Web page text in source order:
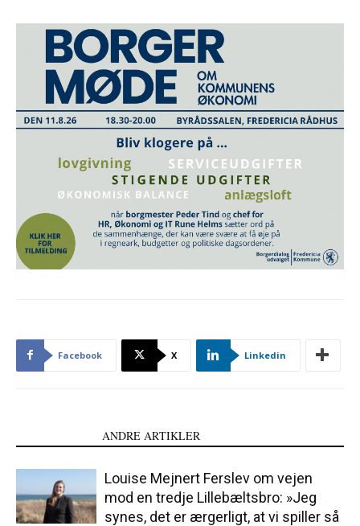
Facebook X Linkedin
ANDRE ARTIKLER
Louise Mejnert Ferslev om vejen
mod en tredje Lillebæltsbro: »Jeg
synes, det er ærgerligt, at vi spiller så